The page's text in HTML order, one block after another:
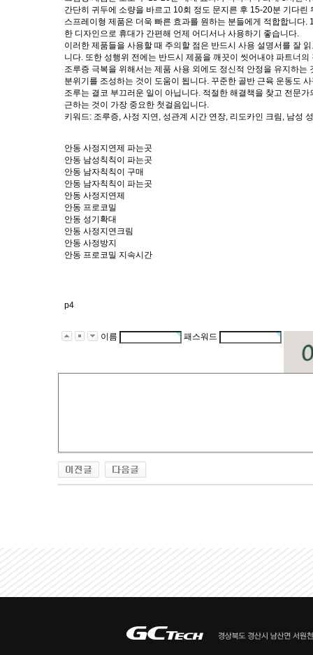
간단히 귀두에 소량을 바르고 10회 정도 문지른 후 15-20분 기다린
스프레이형 제품은 더욱 빠른 효과를 원하는 분들에게 적합합니
한 디자인으로 휴대가 간편해 언제 어디서나 사용하기 좋습니다.
이러한 제품들을 사용할 때 주의할 점은 반드시 사용 설명서를 잘
니다. 또한 성행위 전에는 반드시 제품을 깨끗이 씻어내야 파트너
조루증 극복을 위해서는 제품 사용 외에도 정신적 안정을 유지하
분위기를 조성하는 것이 도움이 됩니다. 꾸준한 골반 근육 운동도
조루는 결코 부끄러운 일이 아닙니다. 적절한 해결책을 찾고 전문
근하는 것이 가장 중요한 첫걸음입니다.
키워드: 조루증, 사정 지연, 성관계 시간 연장, 리도카인 크림, 남성
안동 사정지연제 파는곳
안동 남성칙칙이 파는곳
안동 남자칙칙이 구매
안동 남자칙칙이 파는곳
안동 사정지연제
안동 프로코밀
안동 성기확대
안동 사정지연크림
안동 사정방지
안동 프로코밀 지속시간
p4
이름 패스워드